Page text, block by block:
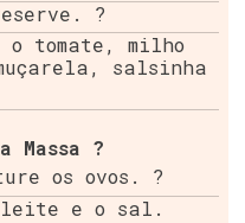
?
o tomate, milho
salsinha
Massa ?
os ovos. ?
leite e o sal.